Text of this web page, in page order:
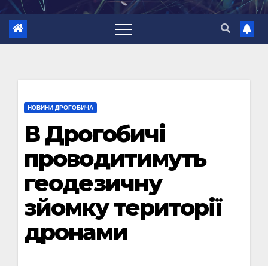
НОВИНИ ДРОГОБИЧА
В Дрогобичі
проводитимуть
геодезичну
зйомку території
дронами